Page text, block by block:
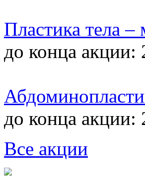
Пластика тела
до конца акции:
до конца акции:
Все акции